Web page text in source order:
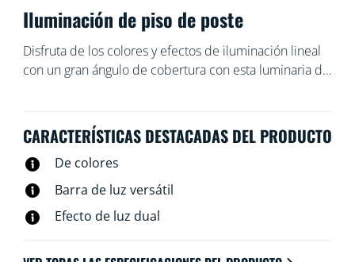
Iluminación de piso de poste
Disfruta de los colores y efectos de iluminación lineal
con un gran ángulo de cobertura con esta luminaria de
iluminación de doble zona que produce una luz suave
y degradada. Sin el soporte, colocado horizontalmente
debajo de tu sofá o detrás de la televisión, te invita a
relajarte con tu familia.
CARACTERÍSTICAS DESTACADAS DEL PRODUCTO
De colores
Barra de luz versátil
Efecto de luz dual